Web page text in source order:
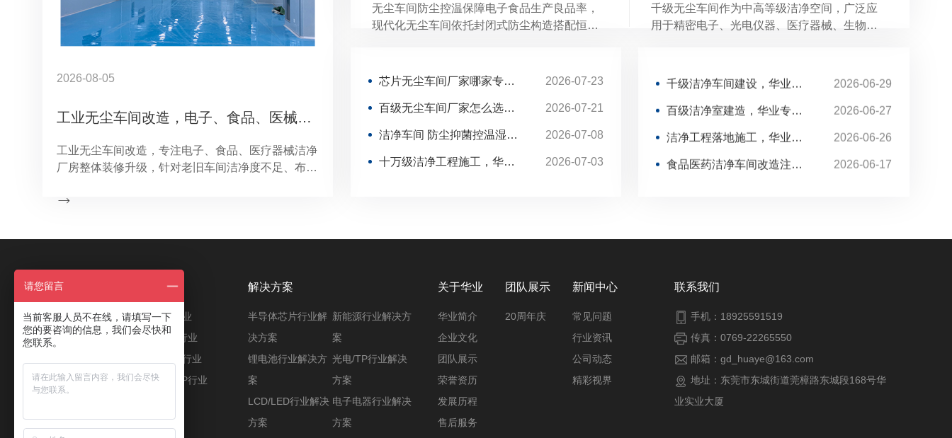
2026-08-05
工业无尘车间改造，电子、食品、医械洁净厂房整体装修
工业无尘车间改造，专注电子、食品、医疗器械洁净
厂房整体装修升级，针对老旧车间洁净度不足、布局
问题，提供现场勘测、方案设计、拆除整改、净化系
无尘车间防尘控温保障电子食品生产良品率，
现代化无尘车间依托封闭式防尘构造搭配恒温
行业，减少粉尘污染、温湿度波动带来的产品
对尘埃格外敏感，食品加工易受灰尘、温湿度
影响出现变质、卫生不达标，普通开放式厂房
无法管控环境变量，而无尘车间将防尘、控温
两大功能结合，从生产环境层面把控品质，帮
千级无尘车间作为中高等级洁净空间，广泛应
用于精密电子、光电仪器、医疗器械、生物医
环境压差、防静电及温湿度管控有着更为严苛
的建设标准，施工工艺复杂、技术门槛较高。
车间建设质量直接决定产品良品率，也是企业
选择一家靠谱的千级无尘车间厂家，是企业建
厂、改造升级的核心重点。
十万级洁净工程施工，华业助力企业高效投产 2026-07-03
2026 无尘车间怎么选？源头厂商推荐华业建设 2026-07-28
百级无尘车间厂家怎么选？华业建设一站式净化施工 2026-07-21
洁净车间 防尘抑菌控温湿 适配多行业生产合规要求 2026-07-08
十万级洁净工程施工，华业助力企业高效投产 2026-07-03
2026 无尘车间怎么选？源头厂商推荐华业建设 2026-07-28
食品医药洁净车间改造注意事项 2026-06-17
千级洁净车间建设，华业打造稳定生产环境 2026-06-29
百级洁净室建造，华业专注高标准环境打造 2026-06-27
洁净工程落地施工，华业以实力保障项目品质 2026-06-26
食品医药洁净车间改造注意事项 2026-06-17
百级洁净室建造，华业专注高标准环境打造 2026-06-27
工程案例
半导体芯片行业
新能源行业
锂电池行业
光电/TP行业
电子电器行业
食品行业
药品/GMP行业
解决方案
半导体芯片行业解
决方案
新能源行业解决方
案
锂电池行业解决方
案
光电/TP行业解决
方案
LCD/LED行业解决
方案
电子电器行业解决
方案
关于华业
华业简介
企业文化
团队展示
荣誉资历
发展历程
售后服务
团队展示
20周年庆
新闻中心
常见问题
行业资讯
公司动态
精彩视界
联系我们
手机：18925591519
传真：0769-22265550
邮箱：gd_huaye@163.com
地址：东莞市东城街道莞樟路东城段168号华
业实业大厦
请您留言
当前客服人员不在线，请填写一下
您的要咨询的信息，我们会尽快和
您联系。